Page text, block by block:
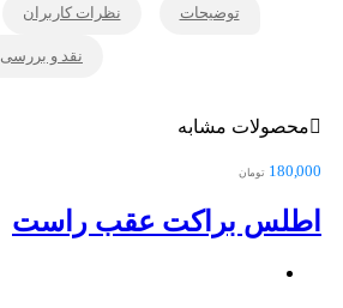
توضیحات نظرات کاربران
نقد و بررسی
محصولات مشابه
180,000 تومان
اطلس براکت عقب راست